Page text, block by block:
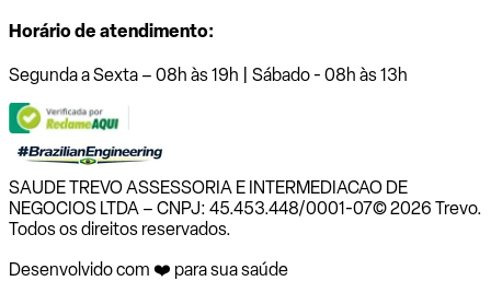
Horário de atendimento:
Segunda a Sexta – 08h às 19h | Sábado - 08h às 13h
SAUDE TREVO ASSESSORIA E INTERMEDIACAO DE
NEGOCIOS LTDA – CNPJ: 45.453.448/0001-07© 2026 Trevo.
Todos os direitos reservados.
Desenvolvido com ❤️ para sua saúde